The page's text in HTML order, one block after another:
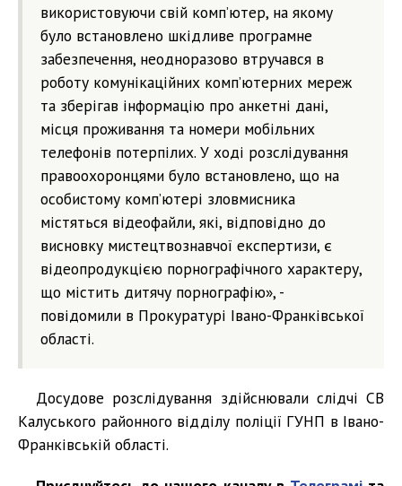
використовуючи свій комп’ютер, на якому
було встановлено шкідливе програмне
забезпечення, неодноразово втручався в
роботу комунікаційних комп’ютерних мереж
та зберігав інформацію про анкетні дані,
місця проживання та номери мобільних
телефонів потерпілих. У ході розслідування
правоохоронцями було встановлено, що на
особистому комп’ютері зловмисника
містяться відеофайли, які, відповідно до
висновку мистецтвознавчої експертизи, є
відеопродукцією порнографічного характеру,
що містить дитячу порнографію», -
повідомили в Прокуратурі Івано-Франківської
області.
Досудове розслідування здійснювали слідчі СВ
Калуського районного відділу поліції ГУНП в Івано-
Франківській області.